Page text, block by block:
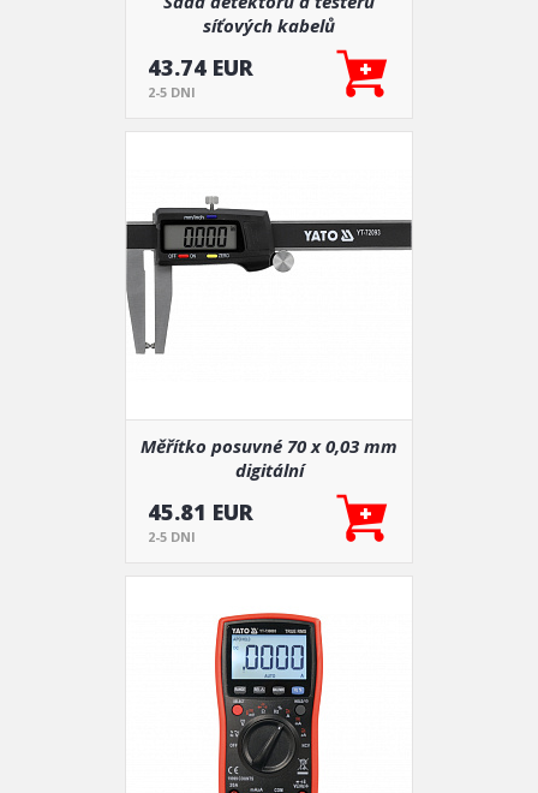
síťových kabelů
43.74 EUR
2-5 DNI
Měřítko posuvné 70 x 0,03 mm
digitální
45.81 EUR
2-5 DNI